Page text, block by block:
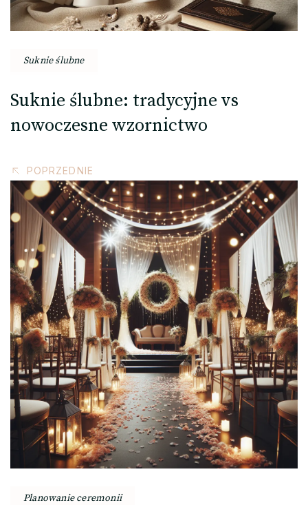
Suknie ślubne
Suknie ślubne: tradycyjne vs
nowoczesne wzornictwo
POPRZEDNIE
Planowanie ceremonii